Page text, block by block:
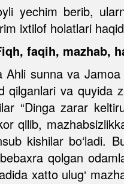
yechim berib,
ixtilof holatlari
faqih, mazhab,
Ahli sunna va
qilganlari va quyida
“Dinga zarar
qilib,
kishilar bo‘ladi.
qolgan
xatto ulug‘